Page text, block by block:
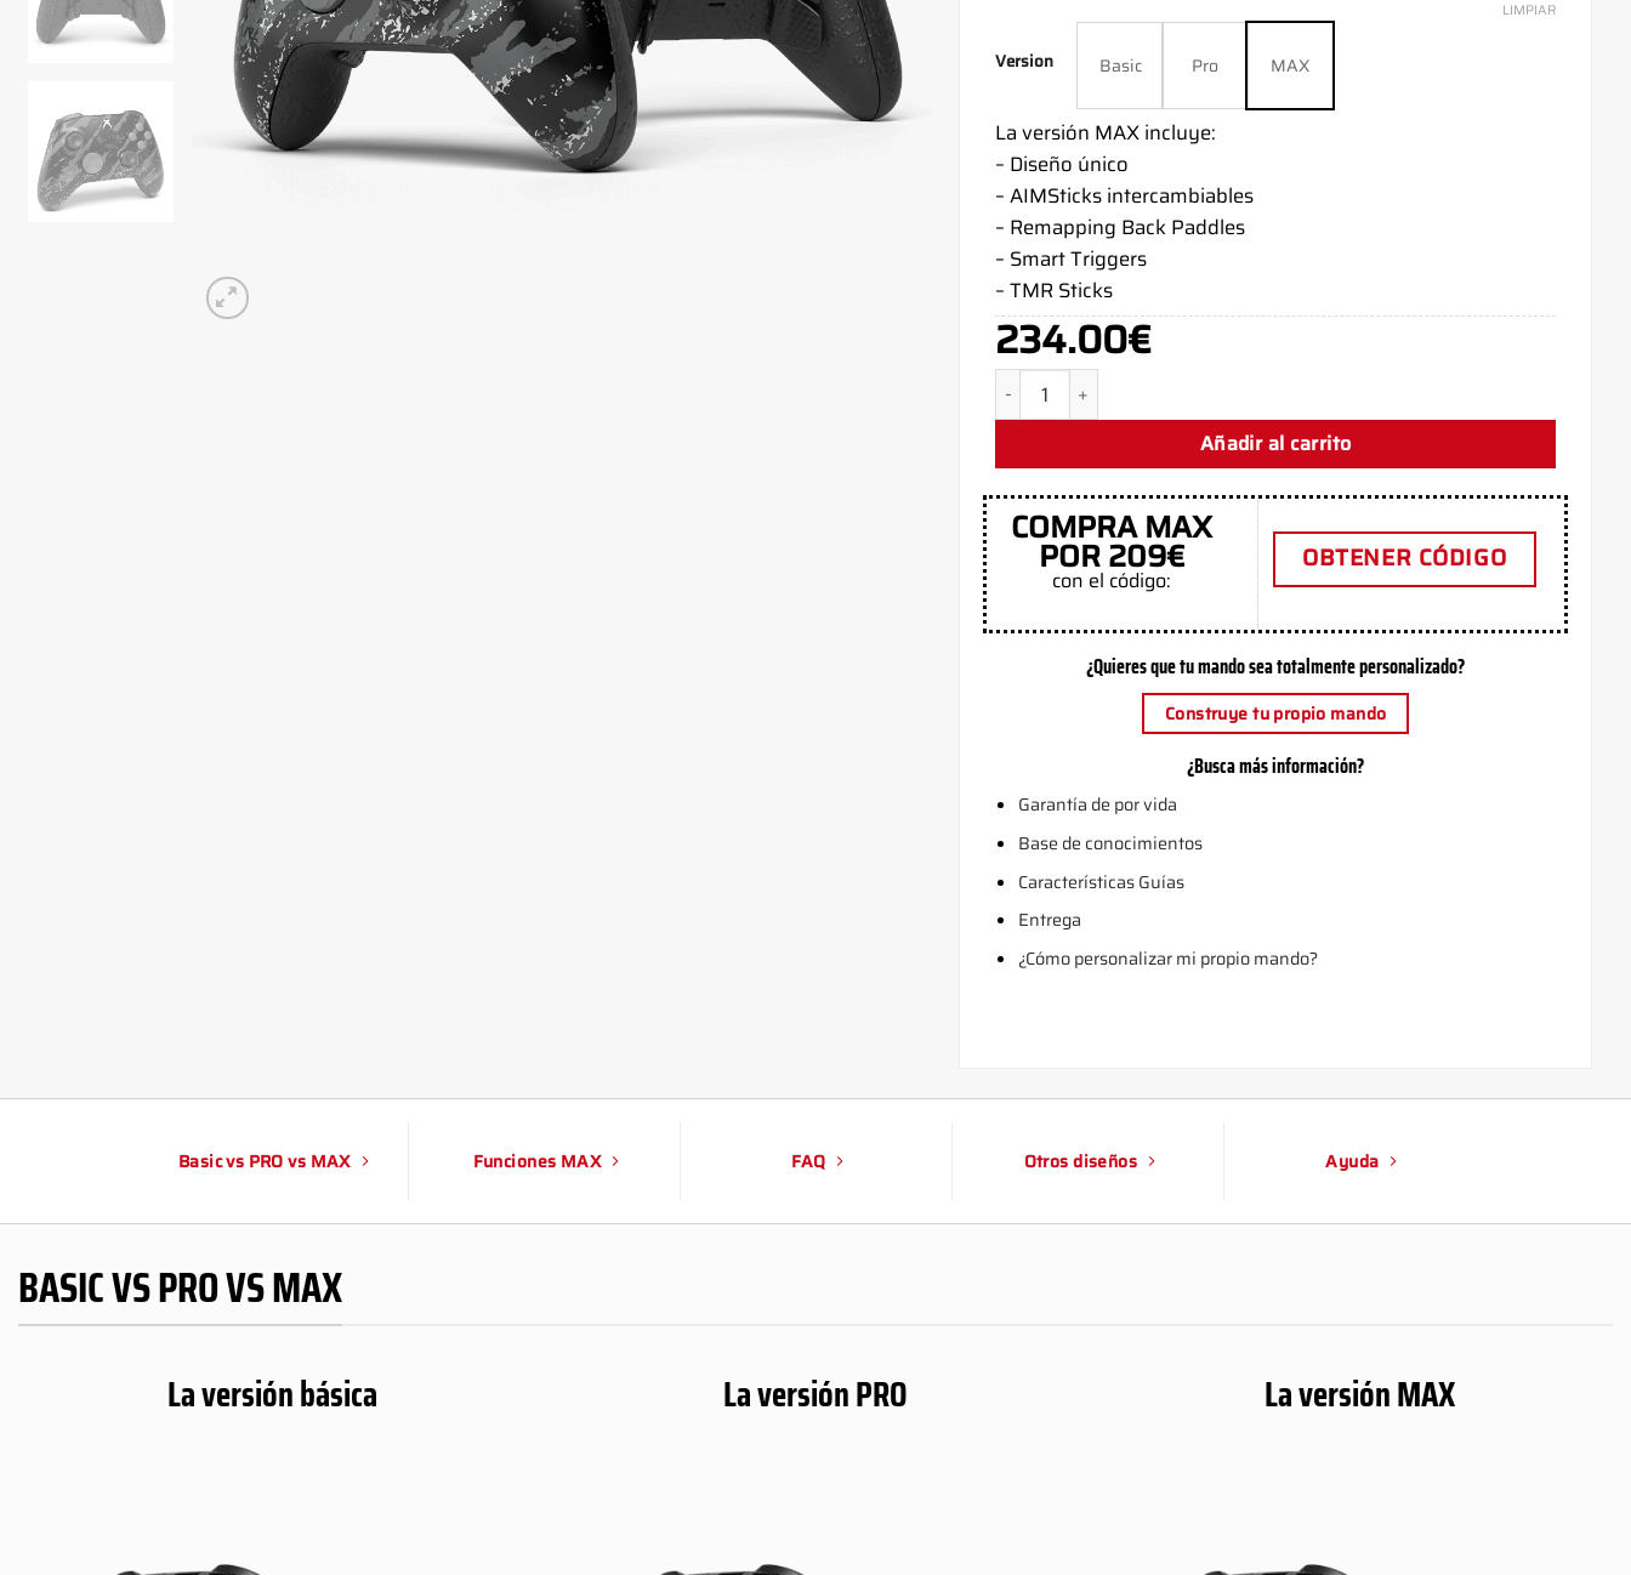
Version Basic Pro MAX
LIMPIAR
La versión MAX incluye:
– Diseño único
– AIMSticks intercambiables
– Remapping Back Paddles
– Smart Triggers
– TMR Sticks
234.00€
Mando Xbox Series X Camo Gris - Xbox Controller - AimControllers
Añadir al carrito
COMPRA MAX
POR 209€
con el código:
OBTENER CÓDIGO
¿Quieres que tu mando sea totalmente personalizado?
Construye tu propio mando
¿Busca más información?
Garantía de por vida
Base de conocimientos
Características Guías
Entrega
¿Cómo personalizar mi propio mando?
Basic vs PRO vs MAX Funciones MAX FAQ Otros diseños Ayuda
BASIC VS PRO VS MAX
La versión básica La versión PRO La versión MAX